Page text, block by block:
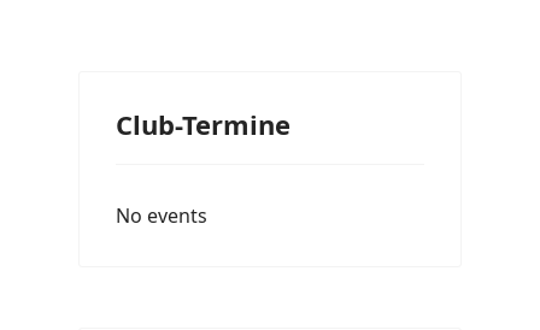
Club-Termine
No events